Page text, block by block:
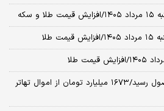
پرونده تراستی‌ها به مرحله وصول رسید/۱۶۷۳ میلیارد تومان از اموال تهاتر